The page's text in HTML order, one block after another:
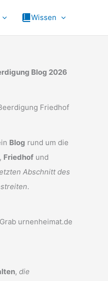
Wissen
Blog 2026
Blog rund um die
, Friedhof und
Abschnitt des
.
, die